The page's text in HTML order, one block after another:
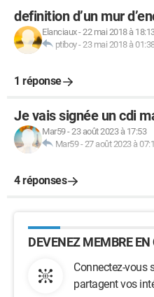
definition d’un mur
Elanciaux-22 mai 2018 à
ptiboy-23 mai 2018 à
1 réponse
Je vais signée un cdi
Mar59-23 août 2023 à 17:53
Mar59-27 août 2023 à
4 réponses
DEVENEZ MEMBRE EN
Connectez-vous
partagent vos